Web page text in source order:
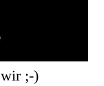
;-)